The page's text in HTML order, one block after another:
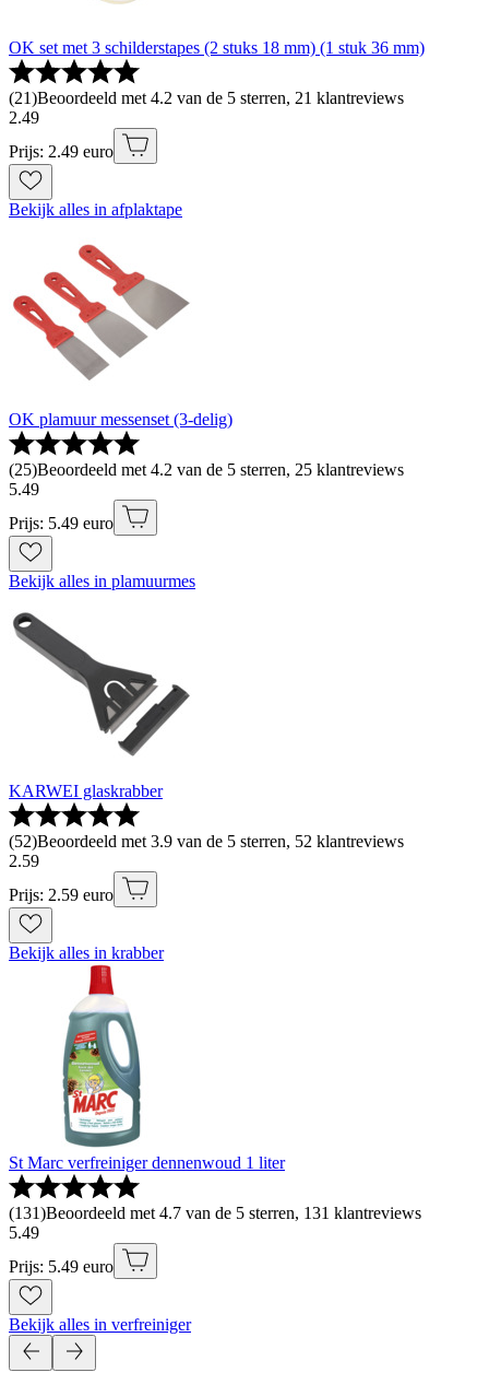
OK set met 3 schilderstapes (2 stuks 18 mm) (1 stuk 36 mm)
(21)Beoordeeld met 4.2 van de 5 sterren, 21 klantreviews
2.49
Prijs: 2.49 euro
Bekijk alles in afplaktape
OK plamuur messenset (3-delig)
(25)Beoordeeld met 4.2 van de 5 sterren, 25 klantreviews
5.49
Prijs: 5.49 euro
Bekijk alles in plamuurmes
KARWEI glaskrabber
(52)Beoordeeld met 3.9 van de 5 sterren, 52 klantreviews
2.59
Prijs: 2.59 euro
Bekijk alles in krabber
St Marc verfreiniger dennenwoud 1 liter
(131)Beoordeeld met 4.7 van de 5 sterren, 131 klantreviews
5.49
Prijs: 5.49 euro
Bekijk alles in verfreiniger